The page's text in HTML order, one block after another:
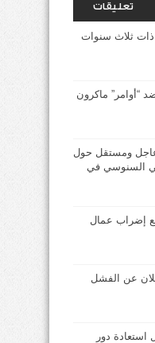
تعليقات
ذات ثلاث سنوات
“أوامر” ماكرون
ومستقل حول
السنوسي في
إضراب عمال
عن الفشل
دور